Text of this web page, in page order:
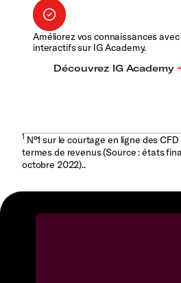
Améliorez vos connaissances
interactifs sur IG Academy.
1N°1 sur le courtage en ligne des
termes de revenus (Source : états
octobre 2022)..